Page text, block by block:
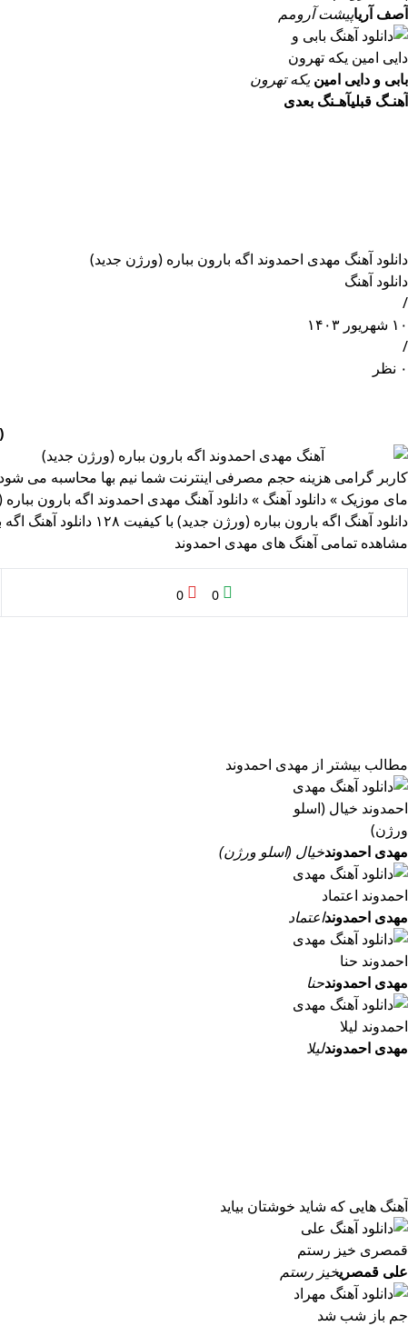
آصف آریاپیشت آرومم
بابی و دایی امینیکه تهرون
آهنـگ قبلیآهـنگ بعدی
دانلود آهنگ مهدی احمدوند اگه بارون بباره (ورژن جدید)
دانلود آهنگ
/
۱۰ شهریور ۱۴۰۳
/
۰ نظر
کاربر گرامی هزینه حجم مصرفی اینترنت شما نیم بها محاسبه می شود
مای موزیک »دانلود آهنگ »دانلود آهنگ مهدی احمدوند اگه بارون
دانلود آهنگ اگه بارون بباره (ورژن جدید) با کیفیت ۱۲۸
دانلود آهنگ اگه
مشاهده تمامی آهنگ های مهدی احمدوند
0
0
مطالب بیشتر از مهدی احمدوند
مهدی احمدوندخیال (اسلو ورژن)
مهدی احمدونداعتماد
مهدی احمدوندحنا
مهدی احمدوندلیلا
آهنگ هایی که شاید خوشتان بیاید
علی قمصریخیز رستم